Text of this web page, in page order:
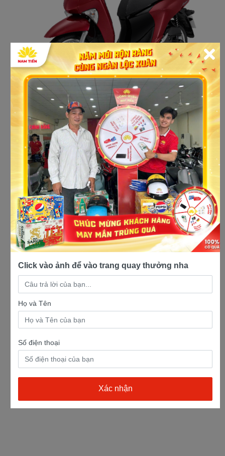
Mua xe máy trả góp giá rẻ
Click vào ảnh để vào trang quay thưởng nha
Họ và Tên
Số điện thoại